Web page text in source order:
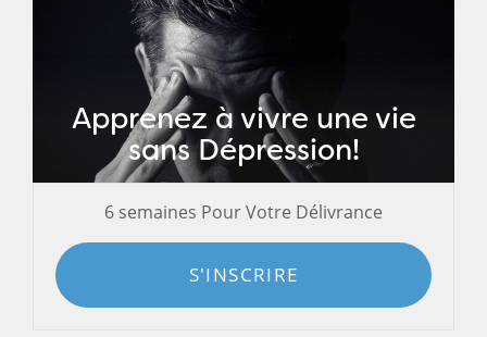
Apprenez à vivre une vie
sans Dépression!
6 semaines Pour Votre Délivrance
S'INSCRIRE